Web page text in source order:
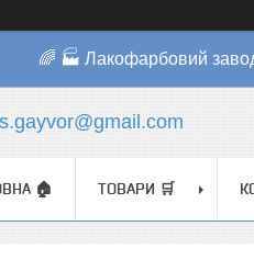
🌈 🏭 Лакофарбовий
🏠 ТОВАРИ 🛒